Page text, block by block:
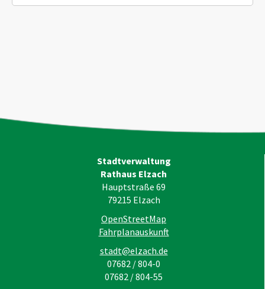
Stadtverwaltung
Rathaus Elzach
Hauptstraße 69
79215 Elzach
OpenStreetMap
Fahrplanauskunft
stadt@elzach.de
07682 / 804-0
07682 / 804-55